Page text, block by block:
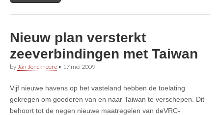
Nieuw plan versterkt
zeeverbindingen met Taiwan
by Jan Jonckheere • 17 mei 2009
Vijf nieuwe havens op het vasteland hebben de toelating
gekregen om goederen van en naar Taiwan te verschepen. Dit
behoort tot de negen nieuwe maatregelen van deVRC-